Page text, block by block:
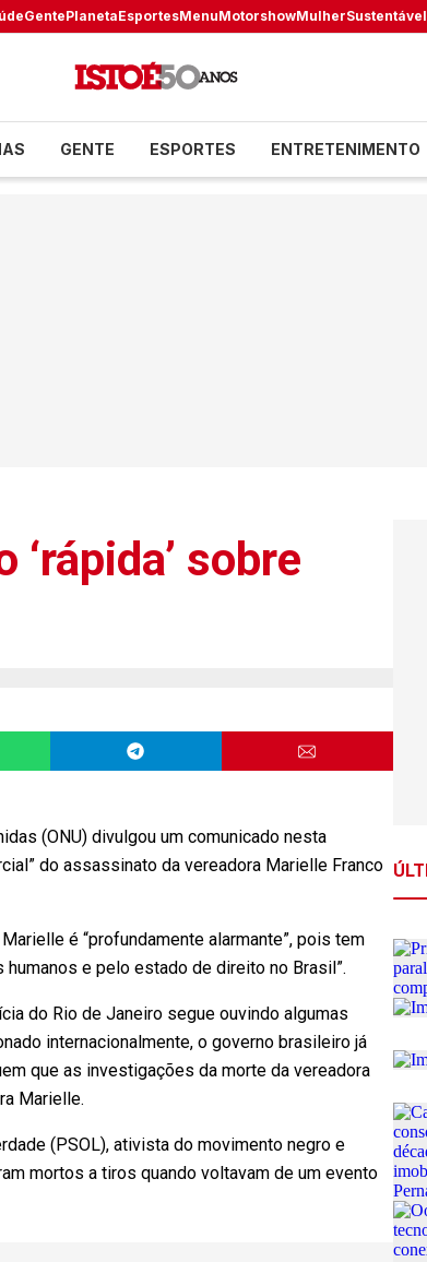
GentePlanetaEsportesMenuMotorshowMulherSustentável
GENTE ESPORTES ENTRETENIMENTO
sobre
(ONU) divulgou um comunicado nesta
do assassinato da vereadora Marielle Franco
é “profundamente alarmante”, pois tem
e pelo estado de direito no Brasil”.
do Rio de Janeiro segue ouvindo algumas
internacionalmente, o governo brasileiro já
que as investigações da morte da vereadora
Marielle.
(PSOL), ativista do movimento negro e
mortos a tiros quando voltavam de um evento